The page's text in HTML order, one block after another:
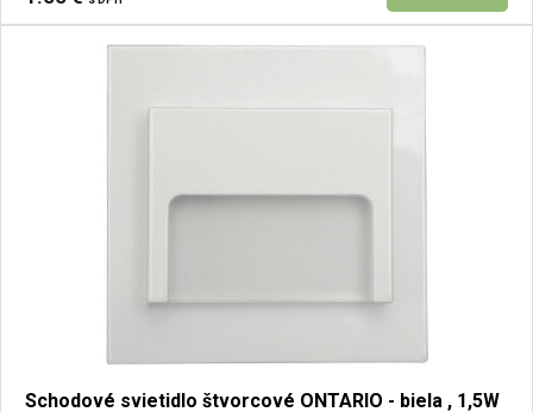
Schodové svietidlo štvorcové ONTARIO - biela , 1,5W